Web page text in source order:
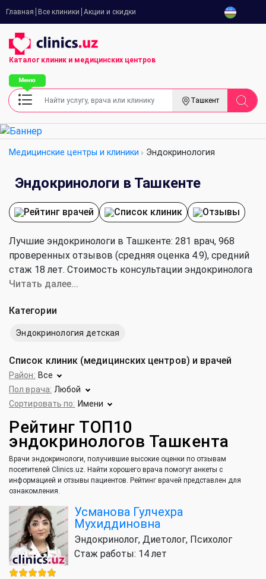
Главная Все клиники Акции и скидки
Каталог клиник и медицинских центров
Ташкент
Медицинские центры и клиники Эндокринология
Эндокринологи в Ташкенте
Рейтинг врачей Список клиник Отзывы
Лучшие эндокринологи в Ташкенте: 281 врач, 968
проверенных отзывов (средняя оценка 4.9), cредний
стаж 18 лет. Стоимость консультации эндокринолога
от 59 100 до 1 500 000 сум (средняя цена 213 000 сум).
Читать далее...
Категории
Эндокринология детская
Список клиник (медицинских центров) и врачей
Район: Все
Пол врача: Любой
Сортировать по: Имени
Рейтинг ТОП10
эндокринологов Ташкента
Врачи эндокринологи, получившие высокие оценки по отзывам
посетителей Clinics.uz. Найти хорошего врача помогут анкеты с
информацией и отзывы пациентов. Рейтинг врачей представлен для
ознакомления.
Усманова Гулчехра
Мухиддиновна
Эндокринолог, Диетолог, Психолог
Стаж работы: 14 лет